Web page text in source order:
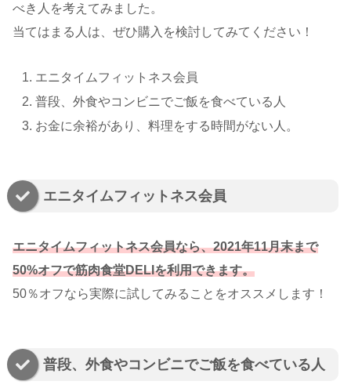
べき人を考えてみました。
当てはまる人は、ぜひ購入を検討してみてください！
エニタイムフィットネス会員
普段、外食やコンビニでご飯を食べている人
お金に余裕があり、料理をする時間がない人。
エニタイムフィットネス会員
エニタイムフィットネス会員なら、2021年11月末まで
50%オフで筋肉食堂DELIを利用できます。
50％オフなら実際に試してみることをオススメします！
普段、外食やコンビニでご飯を食べている人